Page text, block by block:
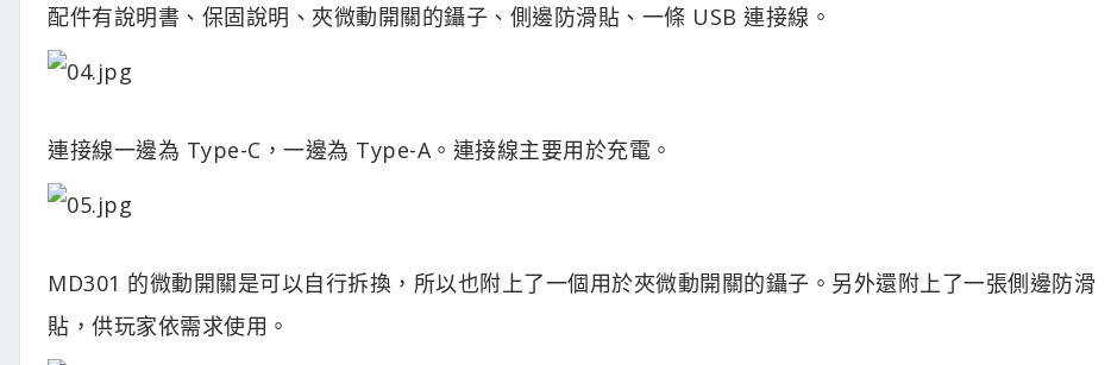
配件有說明書、保固說明、夾微動開關的鑷子、側邊防滑貼、一條 USB 連接線。
連接線一邊為 Type-C，一邊為 Type-A。連接線主要用於充電。
MD301 的微動開關是可以自行拆換，所以也附上了一個用於夾微動開關的鑷子。另外還附上了一張側邊防滑
貼，供玩家依需求使用。